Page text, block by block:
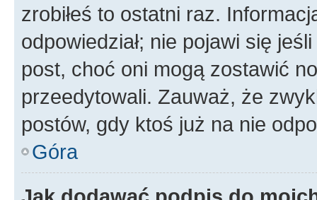
zrobiłeś to ostatni raz.
odpowiedział; nie pojawi się
post, choć oni mogą zostawić
przeedytowali. Zauważ, że
postów, gdy ktoś już na nie
Góra